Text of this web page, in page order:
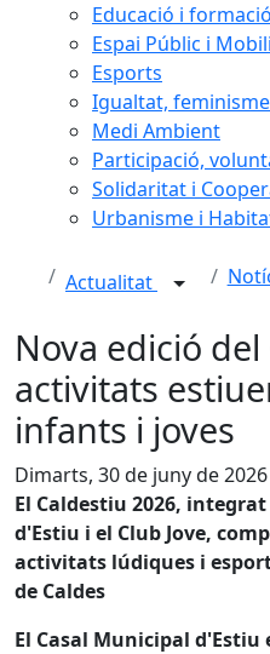
Educació i
Espai Públic i
Esports
Igualtat,
Medi Ambient
Participació,
Solidaritat i
Urbanisme i
Actualitat
Nova edició
activitats
infants i joves
Dimarts, 30 de juny de 2026
El Caldestiu 2026,
d'Estiu i el Club Jove,
activitats lúdiques i
de Caldes
El Casal Municipal d'Estiu